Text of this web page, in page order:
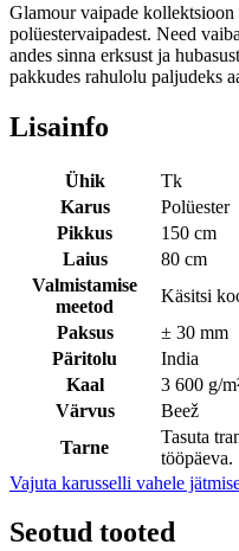
Glamour vaipade kollektsioon
polüestervaipadest. Need
andes sinna erksust ja
pakkudes rahulolu paljudeks
Lisainfo
Ühik
Tk
Karus
Polüester
Pikkus
150 cm
Laius
80 cm
Valmistamise
meetod
Käsitsi
Paksus
± 30 mm
Päritolu
India
Kaal
3 600 g/
Värvus
Beež
Tarne
Tasuta
tööpäeva.
Vajuta karusselli vahele
Seotud tooted